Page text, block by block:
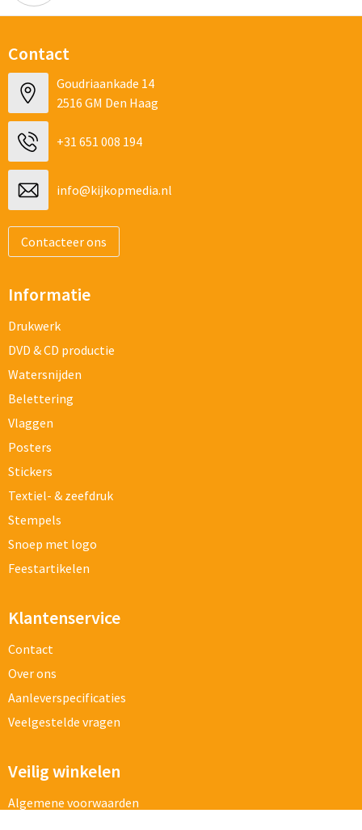
Contact
Goudriaankade 14
2516 GM Den Haag
+31 651 008 194
info@kijkopmedia.nl
Contacteer ons
Informatie
Drukwerk
DVD & CD productie
Watersnijden
Belettering
Vlaggen
Posters
Stickers
Textiel- & zeefdruk
Stempels
Snoep met logo
Feestartikelen
Klantenservice
Contact
Over ons
Aanleverspecificaties
Veelgestelde vragen
Veilig winkelen
Algemene voorwaarden